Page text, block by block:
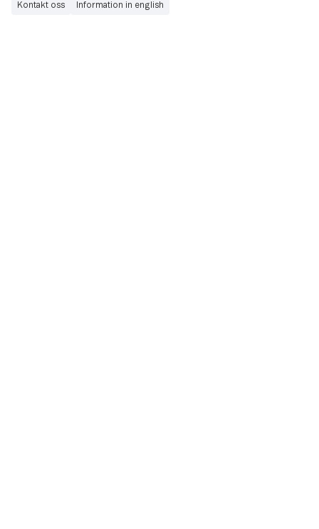
Kontakt oss Information in english